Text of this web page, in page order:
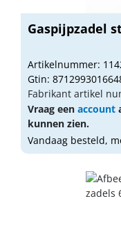
Gaspijpzadel
Artikelnummer:
Gtin:
Fabrikant artikel
Vraag een account
kunnen zien.
Vandaag besteld,